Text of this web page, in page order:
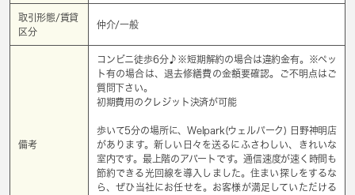
取引形態/賃貸
区分
仲介/一般
備考
コンビニ徒歩6分♪※短期解約の場合は違約金有。※ペッ
ト有の場合は、退去修繕費の金額要確認。ご不明点はご
質問下さい。
初期費用のクレジット決済が可能
歩いて5分の場所に、Welpark(ウェルパーク) 日野神明店
があります。新しい日々を送るにふさわしい、きれいな
室内です。最上階のアパートです。通信速度が速く時間も
節約できる光回線を導入しました。住まい探しをするな
ら、ぜひ当社にお任せを。お客様が満足していただける